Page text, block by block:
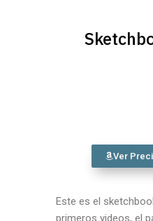
Ver
Este es el
primeros videos, el